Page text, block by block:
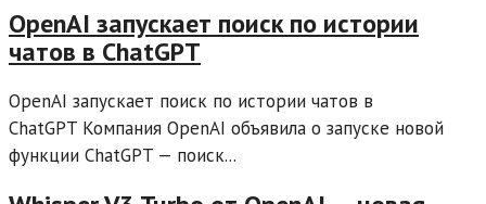
OpenAI запускает поиск по истории
чатов в ChatGPT
OpenAI запускает поиск по истории чатов в
ChatGPT Компания OpenAI объявила о запуске новой
функции ChatGPT — поиск...